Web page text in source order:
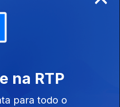
Portuguesa
Portuguesa
na RTP
para todo o